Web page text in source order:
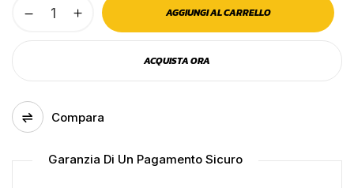
Cinghietto
confezione
pezzi
quantità
AGGIUNGI AL CARRELLO
ACQUISTA ORA
Compara
Garanzia Di Un Pagamento Sicuro